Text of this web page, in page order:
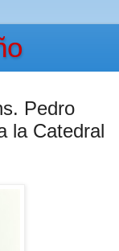
Pedro
la Catedral